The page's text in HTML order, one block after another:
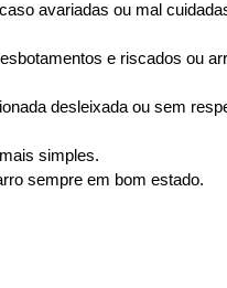
avariadas ou mal
e riscados ou
desleixada ou sem
simples.
sempre em bom estado.